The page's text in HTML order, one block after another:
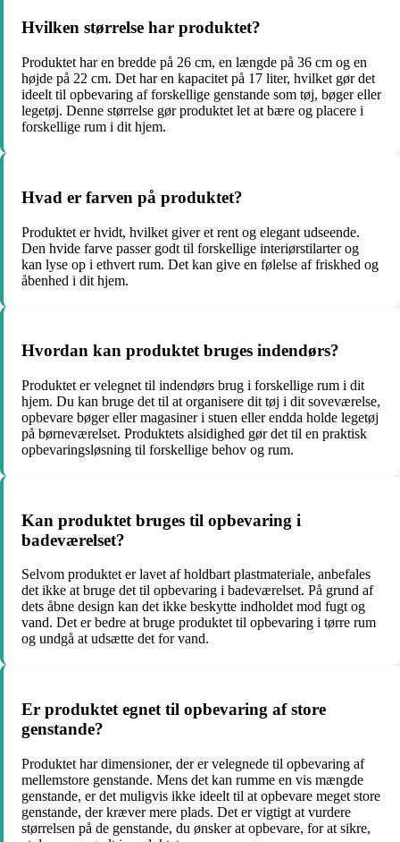
Hvilken størrelse har produktet?
Produktet har en bredde på 26 cm, en længde på 36 cm og en
højde på 22 cm. Det har en kapacitet på 17 liter, hvilket gør det
ideelt til opbevaring af forskellige genstande som tøj, bøger eller
legetøj. Denne størrelse gør produktet let at bære og placere i
forskellige rum i dit hjem.
Hvad er farven på produktet?
Produktet er hvidt, hvilket giver et rent og elegant udseende.
Den hvide farve passer godt til forskellige interiørstilarter og
kan lyse op i ethvert rum. Det kan give en følelse af friskhed og
åbenhed i dit hjem.
Hvordan kan produktet bruges indendørs?
Produktet er velegnet til indendørs brug i forskellige rum i dit
hjem. Du kan bruge det til at organisere dit tøj i dit soveværelse,
opbevare bøger eller magasiner i stuen eller endda holde legetøj
på børneværelset. Produktets alsidighed gør det til en praktisk
opbevaringsløsning til forskellige behov og rum.
Kan produktet bruges til opbevaring i
badeværelset?
Selvom produktet er lavet af holdbart plastmateriale, anbefales
det ikke at bruge det til opbevaring i badeværelset. På grund af
dets åbne design kan det ikke beskytte indholdet mod fugt og
vand. Det er bedre at bruge produktet til opbevaring i tørre rum
og undgå at udsætte det for vand.
Er produktet egnet til opbevaring af store
genstande?
Produktet har dimensioner, der er velegnede til opbevaring af
mellemstore genstande. Mens det kan rumme en vis mængde
genstande, er det muligvis ikke ideelt til at opbevare meget store
genstande, der kræver mere plads. Det er vigtigt at vurdere
størrelsen på de genstande, du ønsker at opbevare, for at sikre,